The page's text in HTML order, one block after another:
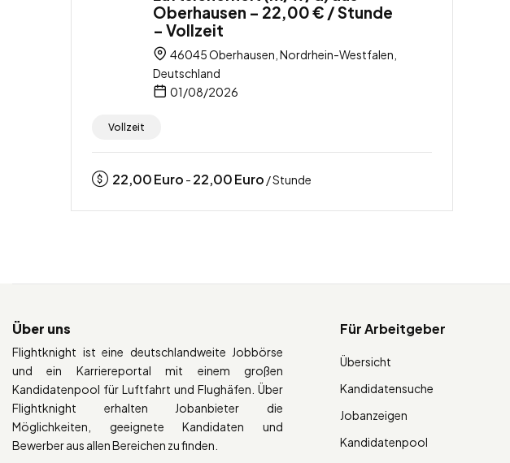
Oberhausen – 22,00 € / Stunde
– Vollzeit
46045 Oberhausen, Nordrhein-Westfalen,
Deutschland
01/08/2026
Vollzeit
22,00Euro - 22,00Euro / Stunde
Über uns
Flightknight ist eine deutschlandweite Jobbörse
und ein Karriereportal mit einem großen
Kandidatenpool für Luftfahrt und Flughäfen. Über
Flightknight erhalten Jobanbieter die
Möglichkeiten, geeignete Kandidaten und
Bewerber aus allen Bereichen zu finden.
Für Arbeitgeber
Übersicht
Kandidatensuche
Jobanzeigen
Kandidatenpool